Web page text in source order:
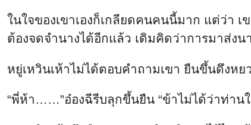
ในใจของเขาเองก็เกลียดคนคนนี้มาก แต่ว่า เ
ต้องจดจำนางได้อีกแล้ว เดิมคิดว่าการมาส่ง
หยู่เหวินเห้าไม่ได้ตอบคำถามเขา ยืนขึ้นดึงหย
“พี่ห้า……”อ๋องฉีรีบลุกขึ้นยืน “ข้าไม่ได้ว่าท่าน